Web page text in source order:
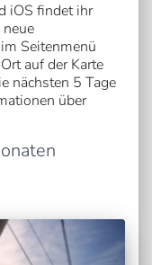
iOS findet ihr
Seitenmenü
auf der Karte
nächsten 5 Tage
über